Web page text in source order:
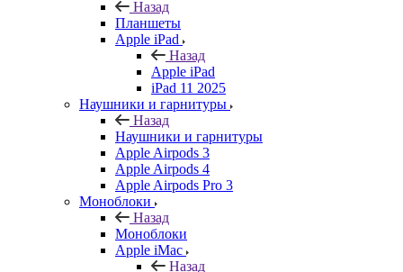
Назад
Планшеты
Apple iPad
Назад
Apple iPad
iPad 11 2025
Наушники и гарнитуры
Назад
Наушники и гарнитуры
Apple Airpods 3
Apple Airpods 4
Apple Airpods Pro 3
Моноблоки
Назад
Моноблоки
Apple iMac
Назад